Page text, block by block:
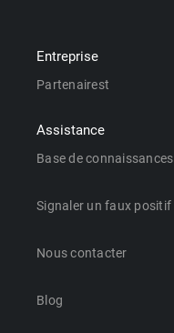
Entreprise
Partenairest
Assistance
Base de connaissances
Signaler un faux positif
Nous contacter
Blog